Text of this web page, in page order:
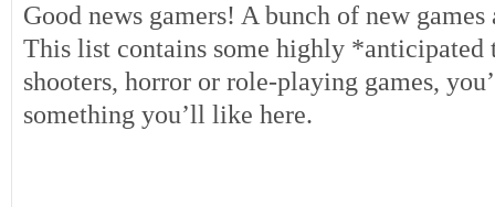
Good news gamers! A bunch of new
This list contains some highly
shooters, horror or role-playing games,
something you’ll like here.